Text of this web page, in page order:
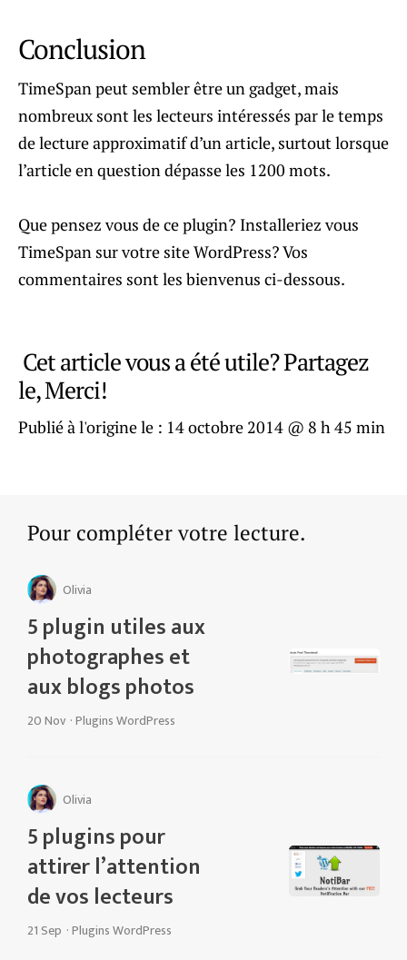
Conclusion
TimeSpan peut sembler être un gadget, mais
nombreux sont les lecteurs intéressés par le temps
de lecture approximatif d’un article, surtout lorsque
l’article en question dépasse les 1200 mots.
Que pensez vous de ce plugin? Installeriez vous
TimeSpan sur votre site WordPress? Vos
commentaires sont les bienvenus ci-dessous.
Cet article vous a été utile? Partagez
le, Merci!
Publié à l'origine le : 14 octobre 2014 @ 8 h 45 min
Pour compléter votre lecture.
Olivia
5 plugin utiles aux
photographes et
aux blogs photos
20 Nov ·Plugins WordPress
Olivia
5 plugins pour
attirer l’attention
de vos lecteurs
21 Sep ·Plugins WordPress